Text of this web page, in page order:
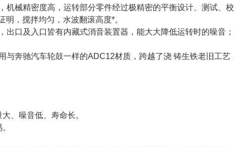
机械精密度高，运转部分零件经过极精密的平衡设计、测试、
，搅拌均匀，水波翻滚高度*。
出口及入口皆有内藏式消音装置器，能大大降低运转时的噪音
与奔驰汽车轮鼓一样的ADC12材质，跨越了浇 铸生铁老旧工艺
、噪音低、寿命长。